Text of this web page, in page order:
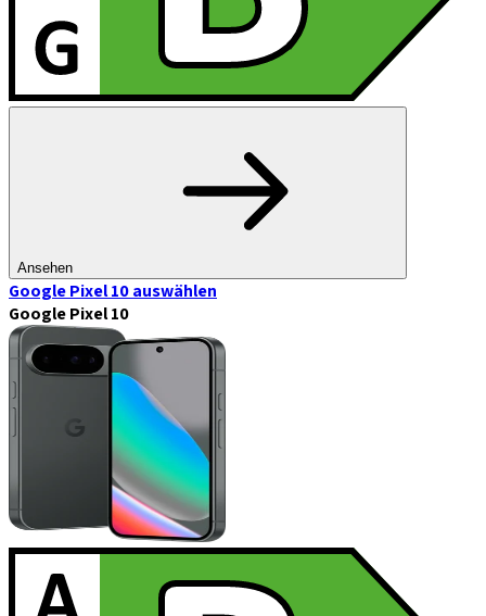
Ansehen
Google Pixel 10auswählen
Google Pixel 10